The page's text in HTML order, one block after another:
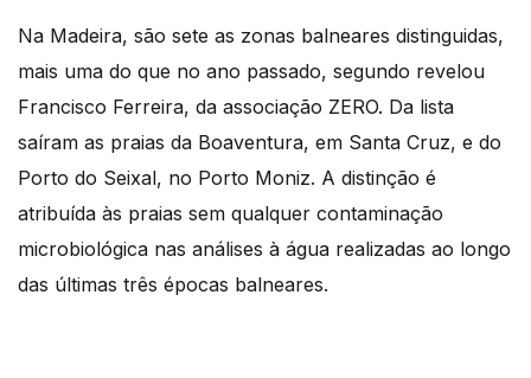
Na Madeira, são sete as zonas balneares distinguidas,
mais uma do que no ano passado, segundo revelou
Francisco Ferreira, da associação ZERO. Da lista
saíram as praias da Boaventura, em Santa Cruz, e do
Porto do Seixal, no Porto Moniz. A distinção é
atribuída às praias sem qualquer contaminação
microbiológica nas análises à água realizadas ao longo
das últimas três épocas balneares.